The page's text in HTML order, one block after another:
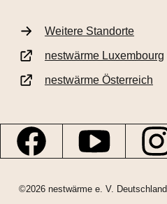
Weitere Standorte
nestwärme Luxembourg
nestwärme Österreich
©2026 nestwärme e. V. Deutschland